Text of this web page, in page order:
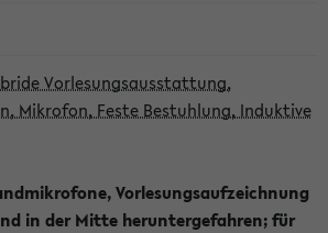
Vorlesungsausstattung,
Mikrofon, Feste Bestuhlung, Induktive
Vorlesungsaufzeichnung
in der Mitte heruntergefahren; für